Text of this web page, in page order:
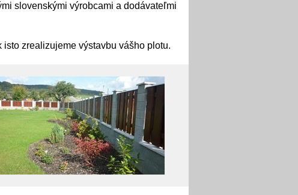
slovenskými výrobcami a dodávateľmi
zrealizujeme výstavbu vášho plotu.